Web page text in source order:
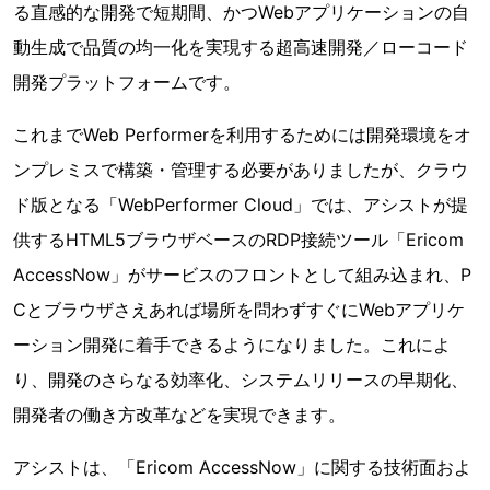
る直感的な開発で短期間、かつWebアプリケーションの自
動生成で品質の均一化を実現する超高速開発／ローコード
開発プラットフォームです。
これまでWeb Performerを利用するためには開発環境をオ
ンプレミスで構築・管理する必要がありましたが、クラウ
ド版となる「WebPerformer Cloud」では、アシストが提
供するHTML5ブラウザベースのRDP接続ツール「Ericom
AccessNow」がサービスのフロントとして組み込まれ、P
Cとブラウザさえあれば場所を問わずすぐにWebアプリケ
ーション開発に着手できるようになりました。これによ
り、開発のさらなる効率化、システムリリースの早期化、
開発者の働き方改革などを実現できます。
アシストは、「Ericom AccessNow」に関する技術面およ